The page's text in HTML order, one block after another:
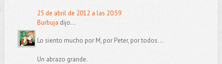
25 de abril de 2012 a las 20:59
Burbuja dijo...
Lo siento mucho por M, por Peter, por todos...
Un abrazo grande.